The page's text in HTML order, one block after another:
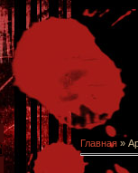
Главная »